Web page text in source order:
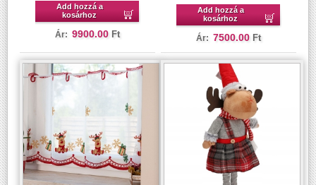
Add hozzá a
kosárhoz
Ár: 9900.00 Ft
Add hozzá a
kosárhoz
Ár: 7500.00 Ft